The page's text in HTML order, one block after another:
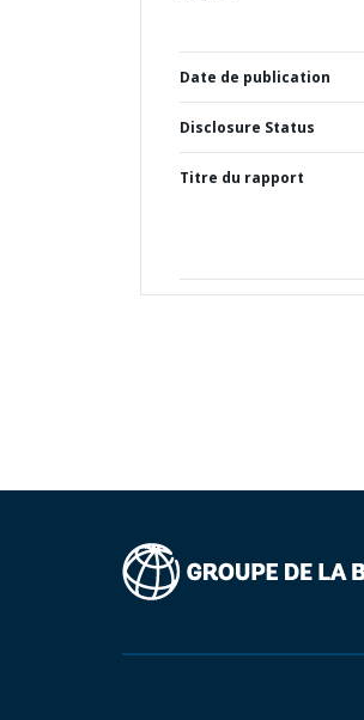
Date de publication
Disclosure Status
Titre du rapport